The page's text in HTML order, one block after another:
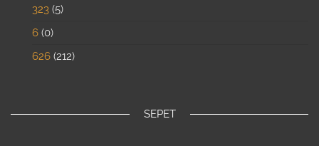
323 5
6 0
626 212
SEPET